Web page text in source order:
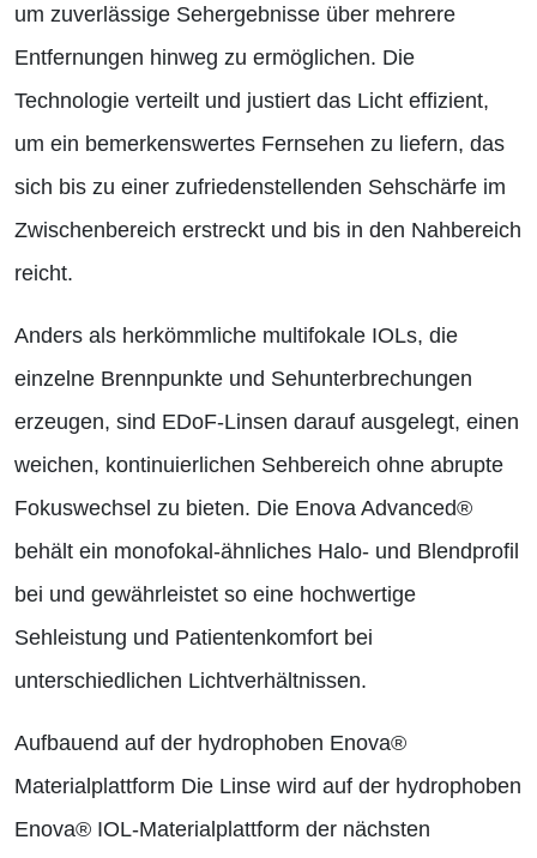
um zuverlässige Sehergebnisse über mehrere
Entfernungen hinweg zu ermöglichen. Die
Technologie verteilt und justiert das Licht effizient,
um ein bemerkenswertes Fernsehen zu liefern, das
sich bis zu einer zufriedenstellenden Sehschärfe im
Zwischenbereich erstreckt und bis in den Nahbereich
reicht.
Anders als herkömmliche multifokale IOLs, die
einzelne Brennpunkte und Sehunterbrechungen
erzeugen, sind EDoF-Linsen darauf ausgelegt, einen
weichen, kontinuierlichen Sehbereich ohne abrupte
Fokuswechsel zu bieten. Die Enova Advanced®
behält ein monofokal-ähnliches Halo- und Blendprofil
bei und gewährleistet so eine hochwertige
Sehleistung und Patientenkomfort bei
unterschiedlichen Lichtverhältnissen.
Aufbauend auf der hydrophoben Enova®
Materialplattform Die Linse wird auf der hydrophoben
Enova® IOL-Materialplattform der nächsten